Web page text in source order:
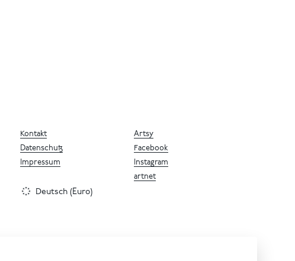
Artsy
Facebook
Instagram
artnet
Kontakt
Datenschutz
Impressum
Deutsch (Euro)